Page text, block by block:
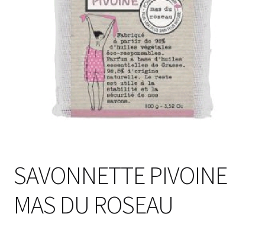
SAVONNETTE PIVOINE
MAS DU ROSEAU